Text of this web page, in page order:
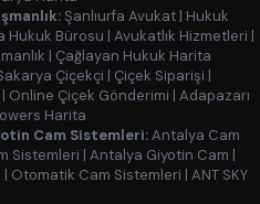
Şanlıurfa Avukat | Hukuk
Hukuk Bürosu | Avukatlık Hizmetleri |
| Çağlayan Hukuk Harita
Çiçekçi | Çiçek Siparişi |
| Online Çiçek Gönderimi | Adapazarı
Harita
Cam Sistemleri:Antalya Cam
Sistemleri | Antalya Giyotin Cam |
| Otomatik Cam Sistemleri | ANT SKY